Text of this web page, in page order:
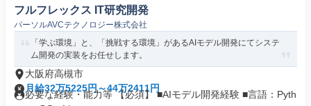
フルフレックス IT研究開発
パーソルAVCテクノロジー株式会社
「学ぶ環境」と、「挑戦する環境」があるAIモデル開発にてシステ
ム開発の実装をお任せします。
大阪府高槻市
月給32万5225円～44万2411円
必要な経験・能力等 【必須】 ■AIモデル開発経験 ■言語：Pyth